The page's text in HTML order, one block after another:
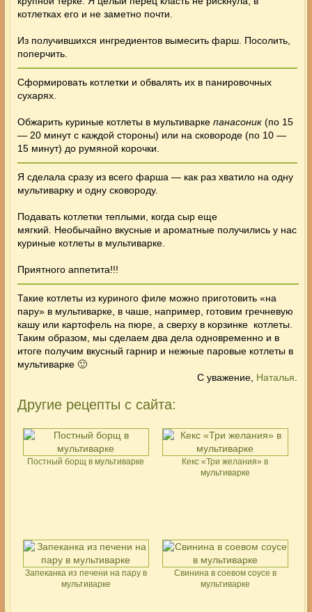
котлетках его и не заметно почти.
Из получившихся ингредиентов вымесить фарш. Посолить,
поперчить.
Сформировать котлетки и обвалять их в панировочных
сухарях.
Обжарить куриные котлеты в мультиварке панасоник(по 15
— 20 минут с каждой стороны) или на сковороде (по 10 —
15 минут) до румяной корочки.
Я сделала сразу из всего фарша — как раз хватило на одну
мультиварку и одну сковороду.
Подавать котлетки теплыми, когда сыр еще
мягкий. Необычайно вкусные и ароматные получились у нас
куриные котлеты в мультиварке.
Приятного аппетита!!!
Такие котлеты из куриного филе можно приготовить «на
пару» в мультиварке, в чаше, например, готовим гречневую
кашу или картофель на пюре, а сверху в корзинке котлеты.
Таким образом, мы сделаем два дела одновременно и в
итоге получим вкусный гарнир и нежные паровые котлеты в
мультиварке 🙂
С уважение, Наталья
Другие рецепты с сайта:
Постный борщ в мультиварке
Кекс «Три желания» в
мультиварке
Запеканка из печени на пару в
мультиварке
Свинина в соевом соусе в
мультиварке